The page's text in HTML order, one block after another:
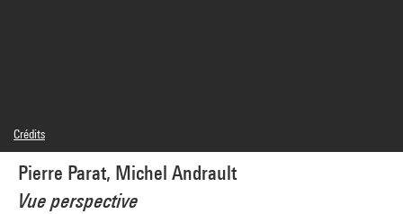
Pierre Parat, Michel Andrault
Vue perspective
Crédits
© Pierre Parat, © Michel Andrault
Crédit photographique : Centre Pompidou, MNAM-CCI/Georges Meguerditchian/Dist.
Réf. image : 4N23216